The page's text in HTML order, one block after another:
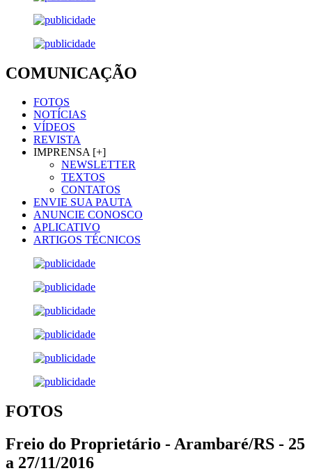
COMUNICAÇÃO
FOTOS
NOTÍCIAS
VÍDEOS
REVISTA
IMPRENSA [+]
NEWSLETTER
TEXTOS
CONTATOS
ENVIE SUA PAUTA
ANUNCIE CONOSCO
APLICATIVO
ARTIGOS TÉCNICOS
FOTOS
Freio do Proprietário - Arambaré/RS - 25
a 27/11/2016